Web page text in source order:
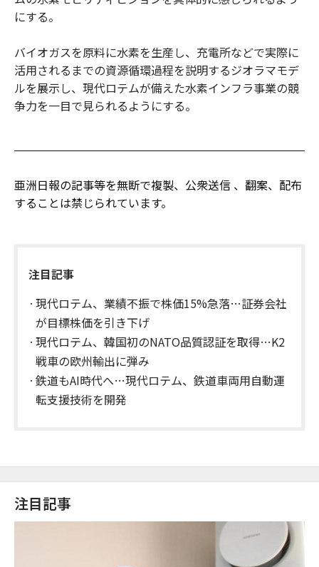
にする。
バイオガスを原料に水素を生産し、充電所などで実際に
活用されるまでの資源循環過程を説明するジオラマモデ
ルを展示し、現代ロテムが備えた水素インフラ事業の競
争力を一目で見られるようにする。
亜洲日報の記事等を無断で複製、公衆送信 、翻案、配布
することは禁じられています。
注目記事
現代ロテム、業績不振で株価15%急落…証券会社
が目標株価を引き下げ
現代ロテム、韓国初のNATO品質認証を取得…K2
戦車の欧州輸出に弾み
鉄道もAI時代へ…現代ロテム、鉄道車両用自動運
転支援技術を開発
注目記事